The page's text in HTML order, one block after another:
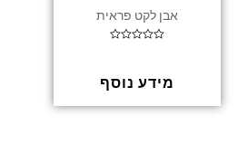
אבן לקט פראית
5
מידע נוסף